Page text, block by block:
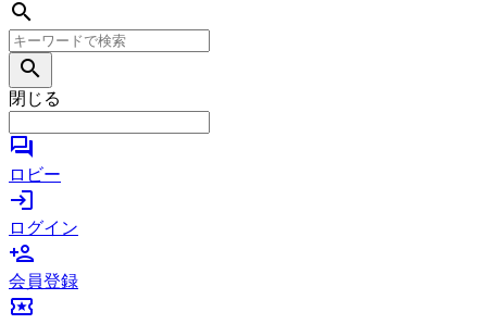
search
search
閉じる
forum
ロビー
login
ログイン
person_add
会員登録
local_activity